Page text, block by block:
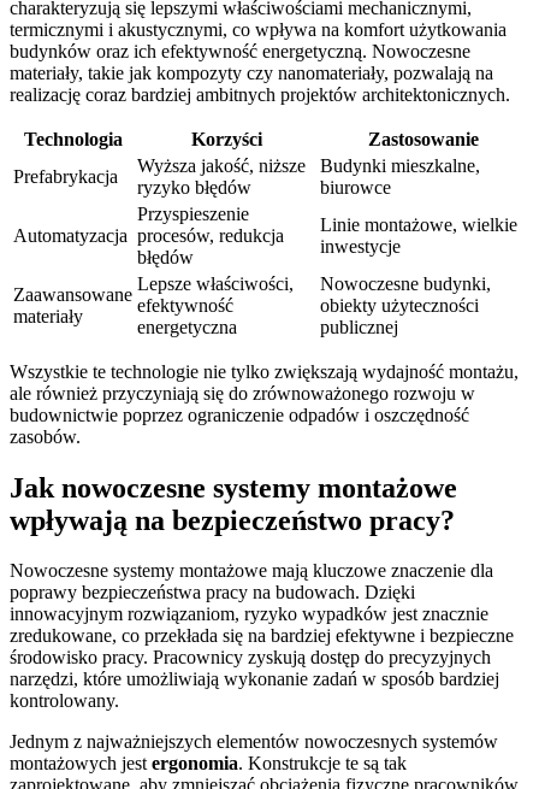
charakteryzują się lepszymi właściwościami mechanicznymi,
termicznymi i akustycznymi, co wpływa na komfort użytkowania
budynków oraz ich efektywność energetyczną. Nowoczesne
materiały, takie jak kompozyty czy nanomateriały, pozwalają na
realizację coraz bardziej ambitnych projektów architektonicznych.
Technologia Korzyści
Zastosowanie
Prefabrykacja
Wyższa jakość, niższe
ryzyko błędów
Budynki mieszkalne,
biurowce
Automatyzacja
Przyspieszenie
procesów, redukcja
błędów
Linie montażowe, wielkie
inwestycje
Zaawansowane
materiały
Lepsze właściwości,
efektywność
energetyczna
Nowoczesne budynki,
obiekty użyteczności
publicznej
Wszystkie te technologie nie tylko zwiększają wydajność montażu,
ale również przyczyniają się do zrównoważonego rozwoju w
budownictwie poprzez ograniczenie odpadów i oszczędność
zasobów.
Jak nowoczesne systemy montażowe
wpływają na bezpieczeństwo pracy?
Nowoczesne systemy montażowe mają kluczowe znaczenie dla
poprawy bezpieczeństwa pracy na budowach. Dzięki
innowacyjnym rozwiązaniom, ryzyko wypadków jest znacznie
zredukowane, co przekłada się na bardziej efektywne i bezpieczne
środowisko pracy. Pracownicy zyskują dostęp do precyzyjnych
narzędzi, które umożliwiają wykonanie zadań w sposób bardziej
kontrolowany.
Jednym z najważniejszych elementów nowoczesnych systemów
montażowych jestergonomia. Konstrukcje te są tak